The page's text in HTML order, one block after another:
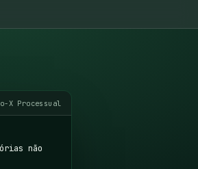
Processual
não